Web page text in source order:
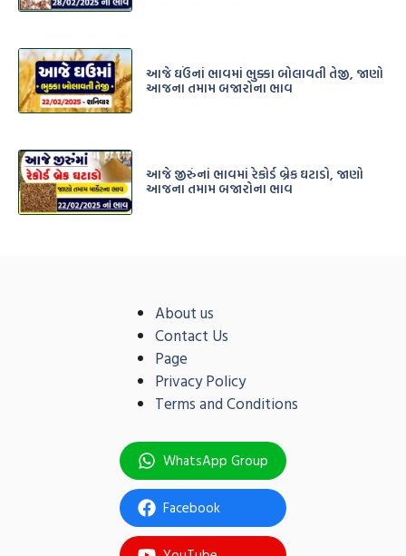
આજે ઘઉંનાં ભાવમાં ભુક્કા બોલાવતી તેજી, જાણો
આજના તમામ બજારોના ભાવ
આજે જીરુંનાં ભાવમાં રેકોર્ડ બ્રેક ઘટાડો, જાણો
આજના તમામ બજારોના ભાવ
WhatsApp Group
Facebook
About us
Contact Us
Page
Privacy Policy
Terms and Conditions